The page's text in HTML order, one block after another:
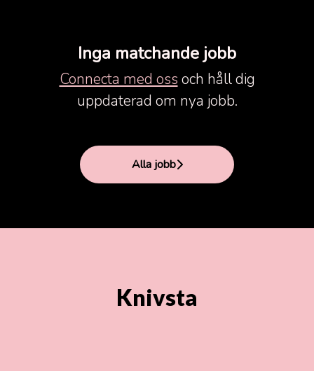
Inga matchande jobb
Connecta med oss och håll dig
uppdaterad om nya jobb.
Alla jobb
Knivsta